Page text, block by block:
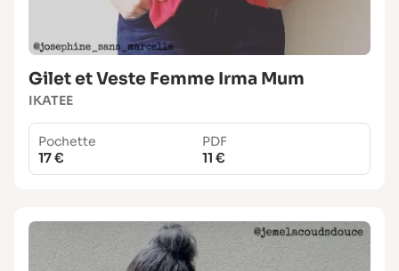
Gilet et Veste Femme Irma Mum
IKATEE
Pochette
17 €
PDF
11 €